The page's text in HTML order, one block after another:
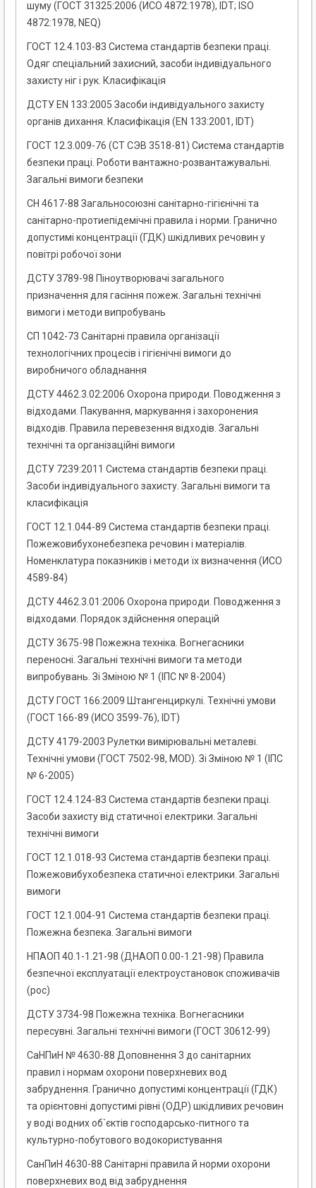
шуму (ГОСТ 31325:2006 (ИСО 4872:1978), ІDT; ІSO
4872:1978, NEQ)
ГОСТ 12.4.103-83 Система стандартів безпеки праці.
Одяг спеціальний захисний, засоби індивідуального
захисту ніг і рук. Класифікація
ДСТУ EN 133:2005 Засоби індивідуального захисту
органів дихання. Класифікація (EN 133:2001, IDТ)
ГОСТ 12.3.009-76 (СТ СЭВ 3518-81) Система стандартів
безпеки праці. Роботи вантажно-розвантажувальні.
Загальні вимоги безпеки
СН 4617-88 Загальносоюзні санітарно-гігієнічні та
санітарно-протиепідемічні правила і норми. Гранично
допустимі концентрації (ГДК) шкідливих речовин у
повітрі робочої зони
ДСТУ 3789-98 Піноутворювачі загального
призначення для гасіння пожеж. Загальні технічні
вимоги і методи випробувань
СП 1042-73 Санітарні правила організації
технологічних процесів і гігієнічні вимоги до
виробничого обладнання
ДСТУ 4462.3.02:2006 Охорона природи. Поводження з
відходами. Пакування, маркування і захоронения
відходів. Правила перевезення відходів. Загальні
технічні та організаційні вимоги
ДСТУ 7239:2011 Система стандартів безпеки праці.
Засоби індивідуального захисту. Загальні вимоги та
класифікація
ГОСТ 12.1.044-89 Система стандартів безпеки праці.
Пожежовибухонебезпека речовин і матеріалів.
Номенклатура показників і методи їх визначення (ИСО
4589-84)
ДСТУ 4462.3.01:2006 Охорона природи. Поводження з
відходами. Порядок здійснення операцій
ДСТУ 3675-98 Пожежна техніка. Вогнегасники
переносні. Загальні технічні вимоги та методи
випробувань. Зі Зміною № 1 (ІПС № 8-2004)
ДСТУ ГОСТ 166:2009 Штангенциркулі. Технічні умови
(ГОСТ 166-89 (ИСО 3599-76), IDT)
ДСТУ 4179-2003 Рулетки вимірювальні металеві.
Технічні умови (ГОСТ 7502-98, MOD). Зі Зміною № 1 (ІПС
№ 6-2005)
ГОСТ 12.4.124-83 Система стандартів безпеки праці.
Засоби захисту від статичної електрики. Загальні
технічні вимоги
ГОСТ 12.1.018-93 Система стандартів безпеки праці.
Пожежовибухобезпека статичної електрики. Загальні
вимоги
ГОСТ 12.1.004-91 Система стандартів безпеки праці.
Пожежна безпека. Загальні вимоги
НПАОП 40.1-1.21-98 (ДНАОП 0.00-1.21-98) Правила
безпечної експлуатації електроустановок споживачів
(рос)
ДСТУ 3734-98 Пожежна техніка. Вогнегасники
пересувні. Загальні технічні вимоги (ГОСТ 30612-99)
СаНПиН № 4630-88 Доповнення 3 до санітарних
правил і нормам охорони поверхневих вод
забруднення. Гранично допустимі концентрації (ГДК)
та орієнтовні допустимі рівні (ОДР) шкідливих речовин
у воді водних об`єктів господарсько-питного та
культурно-побутового водокористування
СанПиН 4630-88 Санітарні правила й норми охорони
поверхневих вод від забруднення